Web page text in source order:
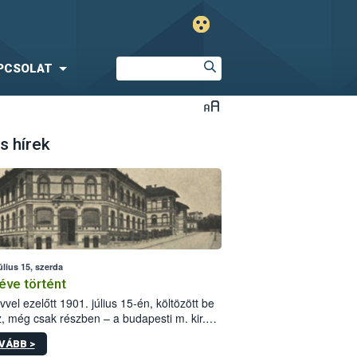
hírek
15, szerda
történt
ezelőtt 1901. július 15-én, költözött be
még csak részben – a budapesti m. kir.
állomás a Kis Rókus utca
alatti, Czigler Győző által tervezett új
>